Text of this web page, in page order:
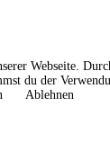
Webseite.
du der
Ablehnen